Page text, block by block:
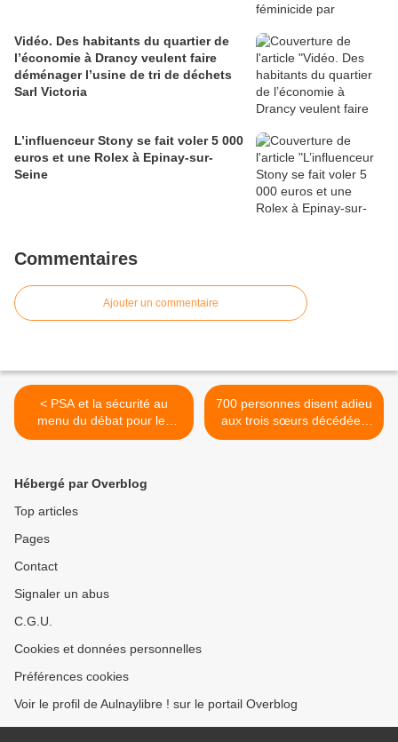
Vidéo. Des habitants du quartier de
l’économie à Drancy veulent faire
déménager l’usine de tri de déchets
Sarl Victoria
L’influenceur Stony se fait voler 5 000
euros et une Rolex à Epinay-sur-
Seine
Commentaires
Ajouter un commentaire
< PSA et la sécurité au
menu du débat pour les
municipales de 2014 à
700 personnes disent adieu
aux trois sœurs décédées
dans l’incendie de leur
Hébergé par Overblog
Top articles
Pages
Contact
Signaler un abus
C.G.U.
Cookies et données personnelles
Préférences cookies
Voir le profil de Aulnaylibre ! sur le portail Overblog